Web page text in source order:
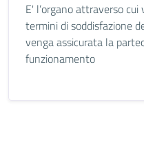
E' l’organo attraverso
termini di soddisfazione
venga assicurata la
funzionamento